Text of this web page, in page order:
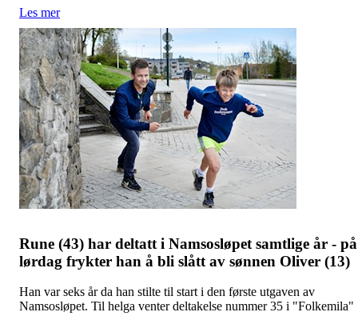
Les mer
Rune (43) har deltatt i Namsosløpet samtlige år - på
lørdag frykter han å bli slått av sønnen Oliver (13)
Han var seks år da han stilte til start i den første utgaven av
Namsosløpet. Til helga venter deltakelse nummer 35 i "Folkemila"